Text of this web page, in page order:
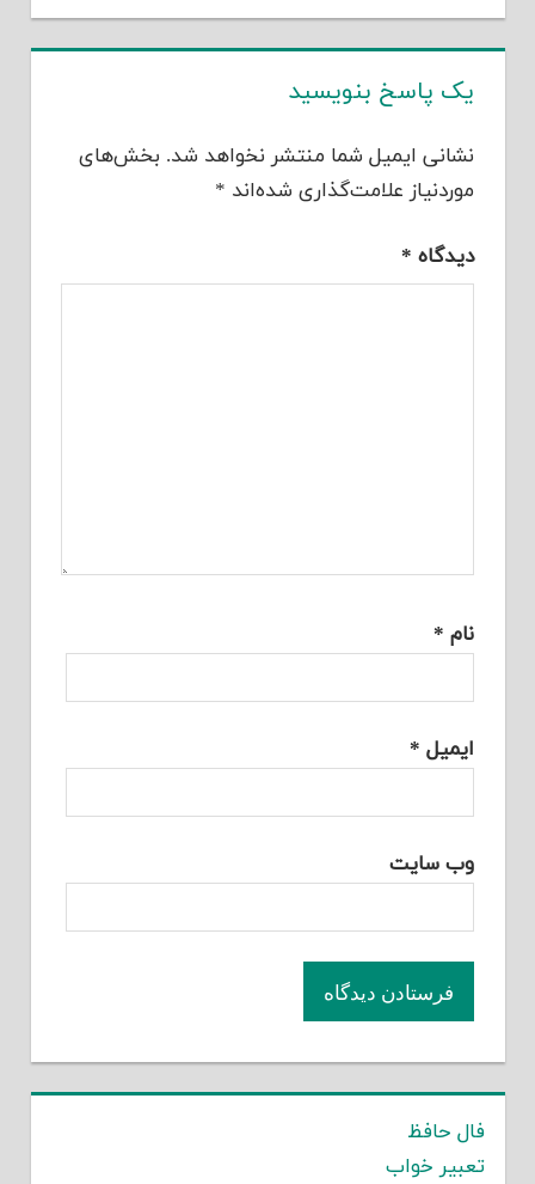
یک پاسخ بنویسید
نشانی ایمیل شما منتشر نخواهد شد. بخش‌های
موردنیاز علامت‌گذاری شده‌اند *
دیدگاه *
نام *
ایمیل *
وب‌ سایت
فال حافظ
تعبیر خواب